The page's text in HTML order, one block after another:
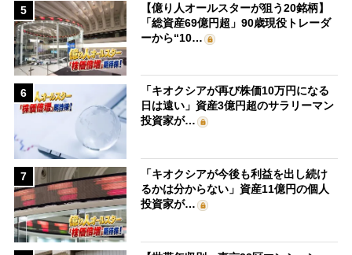
5
【億り人オールスターが狙う20銘柄】
「総資産69億円超」90歳現役トレーダ
ーから“10…
6
「キオクシアが再び株価10万円になる
日は遠い」資産3億円超のサラリーマン
投資家が…
7
「キオクシアが今後も利益を出し続け
るかは分からない」資産11億円の個人
投資家が…